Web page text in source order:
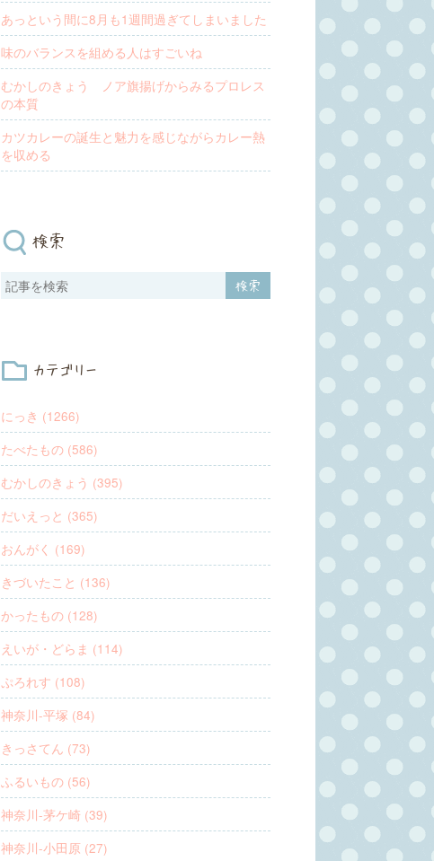
あっという間に8月も1週間過ぎてしまいました
味のバランスを組める人はすごいね
むかしのきょう ノア旗揚げからみるプロレス
の本質
カツカレーの誕生と魅力を感じながらカレー熱
を収める
検索
カテゴリー
にっき (1266)
たべたもの (586)
むかしのきょう (395)
だいえっと (365)
おんがく (169)
きづいたこと (136)
かったもの (128)
えいが・どらま (114)
ぷろれす (108)
神奈川-平塚 (84)
きっさてん (73)
ふるいもの (56)
神奈川-茅ケ崎 (39)
神奈川-小田原 (27)